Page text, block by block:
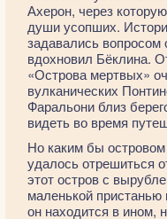
Ахерон, через
души усопших.
задавались вопросом
вдохновил Бёклина.
«Острова мертвых»
вулканических
Фаральони близ
видеть во время
Но каким бы
удалось отрешиться
этот остров с
маленькой
он находится в ином,